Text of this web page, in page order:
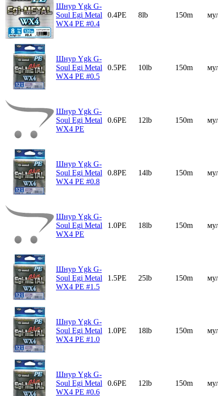
Шнур Ygk G-
Soul Egi Metal
WX4 PE #0.4
0.4PE 8lb 150m
Шнур Ygk G-
Soul Egi Metal
WX4 PE #0.5
0.5PE 10lb 150m
Шнур Ygk G-
Soul Egi Metal
WX4 PE
0.6PE 12lb 150m
Шнур Ygk G-
Soul Egi Metal
WX4 PE #0.8
0.8PE 14lb 150m
Шнур Ygk G-
Soul Egi Metal
WX4 PE
1.0PE 18lb 150m
Шнур Ygk G-
Soul Egi Metal
WX4 PE #1.5
1.5PE 25lb 150m
Шнур Ygk G-
Soul Egi Metal
WX4 PE #1.0
1.0PE 18lb 150m
Шнур Ygk G-
Soul Egi Metal
WX4 PE #0.6
0.6PE 12lb 150m